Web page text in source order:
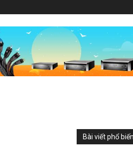
Bài viết phổ biến